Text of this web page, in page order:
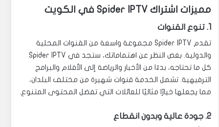
مميزات اشتراك Spider IPTV في الكويت
1. تنوع القنوات
تقدم Spider IPTV مجموعة واسعة من القنوات المحلية
والدولية. بغض النظر عن اهتماماتك، ستجد في Spider IPTV
كل ما تحتاجه، بدءًا من الأخبار والرياضة إلى الأفلام والبرامج
الترفيهية. تشمل الخدمة قنوات شهيرة من مختلف البلدان،
مما يجعلها خيارًا مثاليًا للعائلات التي تفضل المحتوى المتنوع.
2. جودة عالية وبدون انقطاع